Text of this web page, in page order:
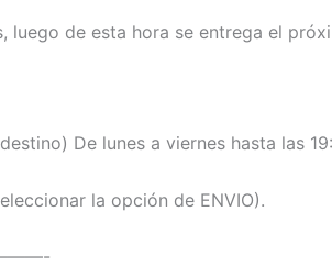
luego de esta hora se entrega el
De lunes a viernes hasta las
la opción de ENVIO).